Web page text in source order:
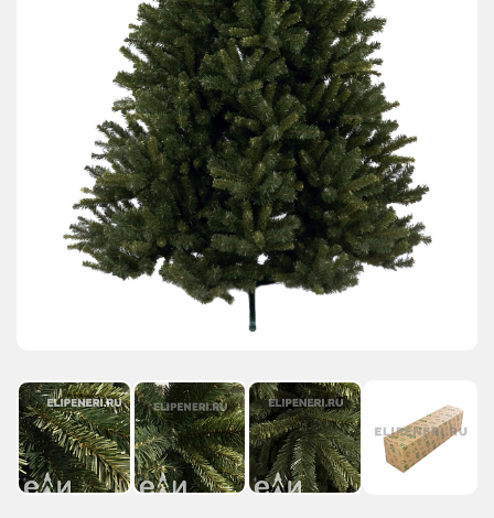
О КОМПАНИИ
ПАРТНЕРАМ
КОНТАКТЫ
СЕРТИФИКАТЫ